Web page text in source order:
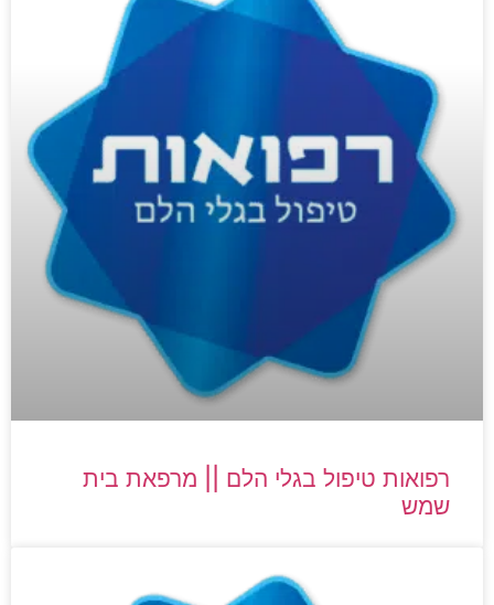
רפואות טיפול בגלי הלם || מרפאת בית
שמש​